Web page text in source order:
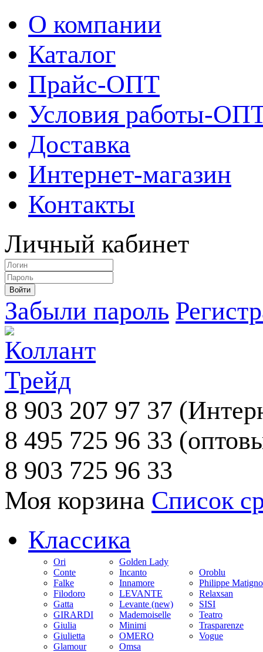
О компании
Каталог
Прайс-ОПТ
Условия работы-
Доставка
Интернет-магазин
Контакты
Личный кабинет
Забыли пароль
8 903 207 97 37
8 495 725 96 33
8 903 725 96 33
Моя корзина Список
Классика
Ori
Conte
Falke
Filodoro
Gatta
GIRARDI
Giulia
Giulietta
Glamour
Golden Lady
Incanto
Innamore
LEVANTE
Levante (new)
Mademoiselle
Minimi
OMERO
Omsa
Oroblu
Philippe
Relaxsan
SISI
Teatro
Trasparenze
Vogue